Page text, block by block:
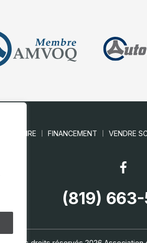
INVENTAIRE FINANCEMENT VENDRE
(819)